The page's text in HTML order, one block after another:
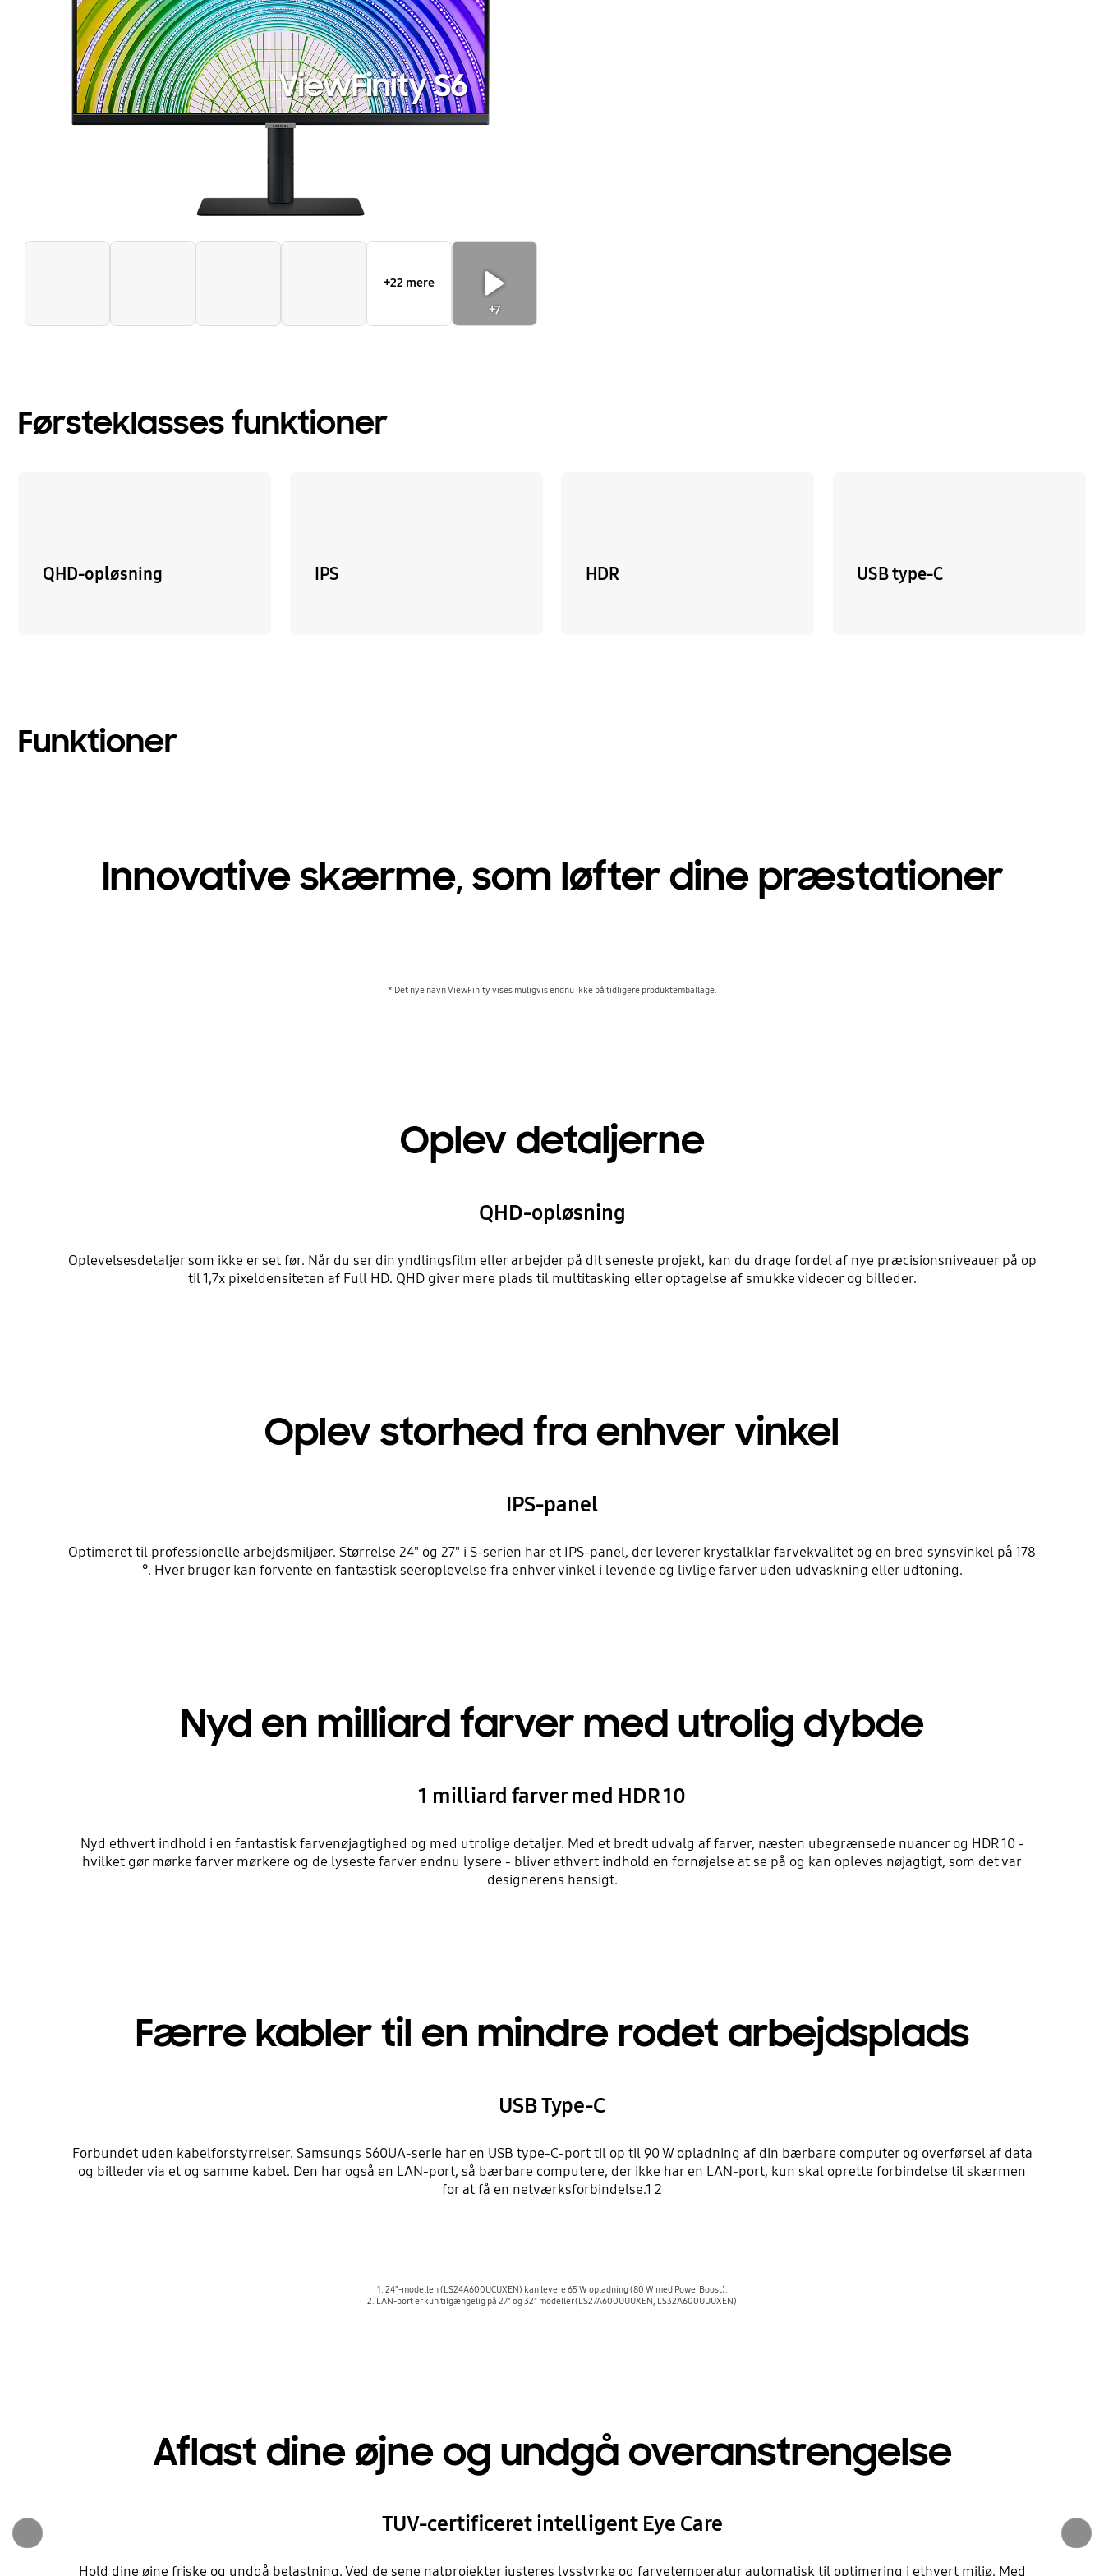
+22 mere
+7
Førsteklasses funktioner
QHD-opløsning IPS HDR USB type-C
Funktioner
Innovative skærme, som løfter dine præstationer
* Det nye navn ViewFinity vises muligvis endnu ikke på tidligere produktemballage.
Oplev detaljerne
QHD-opløsning
Oplevelsesdetaljer som ikke er set før. Når du ser din yndlingsfilm eller arbejder på dit seneste projekt, kan du drage fordel af nye præcisionsniveauer på op
til 1,7x pixeldensiteten af ​​Full HD. QHD giver mere plads til multitasking eller optagelse af smukke videoer og billeder.
Oplev storhed fra enhver vinkel
IPS-panel
Optimeret til professionelle arbejdsmiljøer. Størrelse 24" og 27" i S-serien har et IPS-panel, der leverer krystalklar farvekvalitet og en bred synsvinkel på 178
°. Hver bruger kan forvente en fantastisk seeroplevelse fra enhver vinkel i levende og livlige farver uden udvaskning eller udtoning.
Nyd en milliard farver med utrolig dybde
1 milliard farver med HDR 10
Nyd ethvert indhold i en fantastisk farvenøjagtighed og med utrolige detaljer. Med et bredt udvalg af farver, næsten ubegrænsede nuancer og HDR 10 -
hvilket gør mørke farver mørkere og de lyseste farver endnu lysere - bliver ethvert indhold en fornøjelse at se på og kan opleves nøjagtigt, som det var
designerens hensigt.
Færre kabler til en mindre rodet arbejdsplads
USB Type-C
Forbundet uden kabelforstyrrelser. Samsungs S60UA-serie har en USB type-C-port til op til 90 W opladning af din bærbare computer og overførsel af data
og billeder via et og samme kabel. Den har også en LAN-port, så bærbare computere, der ikke har en LAN-port, kun skal oprette forbindelse til skærmen
for at få en netværksforbindelse.1 2
1. 24"-modellen (LS24A600UCUXEN) kan levere 65 W opladning (80 W med PowerBoost).
2. LAN-port er kun tilgængelig på 27" og 32" modeller (LS27A600UUUXEN, LS32A600UUUXEN)
Aflast dine øjne og undgå overanstrengelse
TUV-certificeret intelligent Eye Care
Hold dine øjne friske og undgå belastning. Ved de sene natprojekter justeres lysstyrke og farvetemperatur automatisk til optimering i ethvert miljø. Med